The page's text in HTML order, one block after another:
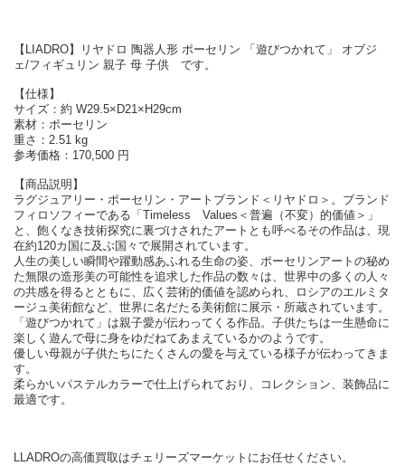
【LIADRO】リヤドロ 陶器人形 ポーセリン 「遊びつかれて」 オブジ
ェ/フィギュリン 親子 母 子供 です。
【仕様】
サイズ：約 W29.5×D21×H29cm
素材：ポーセリン
重さ：2.51 kg
参考価格：170,500 円
【商品説明】
ラグジュアリー・ポーセリン・アートブランド＜リヤドロ＞。ブランド
フィロソフィーである「Timeless Values＜普遍（不変）的価値＞」
と、飽くなき技術探究に裏づけされたアートとも呼べるその作品は、現
在約120カ国に及ぶ国々で展開されています。
人生の美しい瞬間や躍動感あふれる生命の姿、ポーセリンアートの秘め
た無限の造形美の可能性を追求した作品の数々は、世界中の多くの人々
の共感を得るとともに、広く芸術的価値を認められ、ロシアのエルミタ
ージュ美術館など、世界に名だたる美術館に展示・所蔵されています。
「遊びつかれて」は親子愛が伝わってくる作品。子供たちは一生懸命に
楽しく遊んで母に身をゆだねてあまえているかのようです。
優しい母親が子供たちにたくさんの愛を与えている様子が伝わってきま
す。
柔らかいパステルカラーで仕上げられており、コレクション、装飾品に
最適です。
LLADROの高価買取はチェリーズマーケットにお任せください。